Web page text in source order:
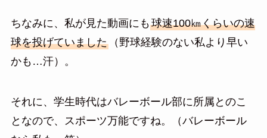
ちなみに、私が見た動画にも球速100㎞くらいの速
球を投げていました（野球経験のない私より早い
かも…汗）。
それに、学生時代はバレーボール部に所属とのこ
となので、スポーツ万能ですね。（バレーボール